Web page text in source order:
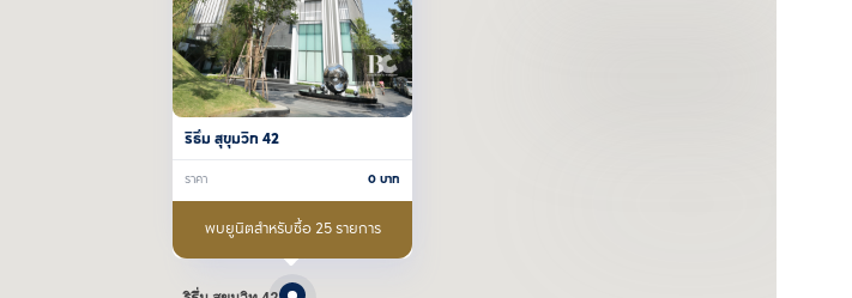
ริธึ่ม สุขุมวิท 42
ราคา 0บาท
พบยูนิตสำหรับซื้อ 25 รายการ